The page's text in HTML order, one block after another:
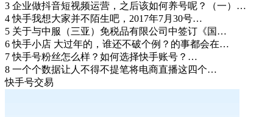
3 企业做抖音短视频运营，之后该如何养号呢？（一）…
4快手我想大家并不陌生吧，2017年7月30号…
5 关于与中服（三亚）免税品有限公司中签订《国…
6快手小店 大过年的，谁还不破个例？的事都会在…
7快手号粉丝怎么样？如何选择快手账号？…
8 一个个数据让人不得不提笔将电商直播这四个…
快手号交易